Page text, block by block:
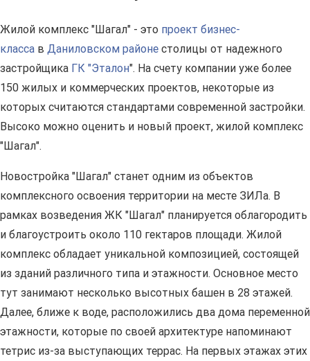
Жилой комплекс "Шагал" - это проект бизнес-
класса в Даниловском районе столицы от надежного
застройщика ГК "Эталон". На счету компании уже более
150 жилых и коммерческих проектов, некоторые из
которых считаются стандартами современной застройки.
Высоко можно оценить и новый проект, жилой комплекс
"Шагал".
Новостройка "Шагал" станет одним из объектов
комплексного освоения территории на месте ЗИЛа. В
рамках возведения ЖК "Шагал" планируется облагородить
и благоустроить около 110 гектаров площади. Жилой
комплекс обладает уникальной композицией, состоящей
из зданий различного типа и этажности. Основное место
тут занимают несколько высотных башен в 28 этажей.
Далее, ближе к воде, расположились два дома переменной
этажности, которые по своей архитектуре напоминают
тетрис из-за выступающих террас. На первых этажах этих